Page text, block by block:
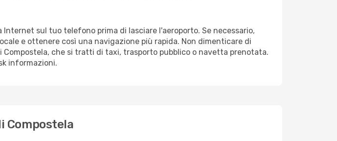
sul tuo telefono prima di lasciare l'aeroporto. Se necessario,
e ottenere così una navigazione più rapida. Non dimenticare di
che si tratti di taxi, trasporto pubblico o navetta prenotata.
informazioni.
Compostela